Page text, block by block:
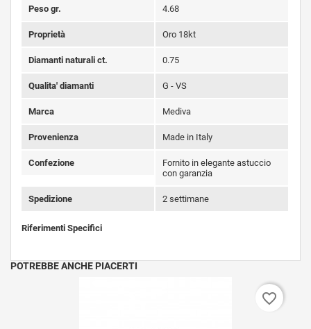
Peso gr. 4.68
Proprietà Oro 18kt
Diamanti naturali ct. 0.75
Qualita' diamanti G - VS
Marca Mediva
Provenienza Made in Italy
Confezione
Fornito in elegante astuccio
con garanzia
Spedizione 2 settimane
Riferimenti Specifici
POTREBBE ANCHE PIACERTI
favorite_border